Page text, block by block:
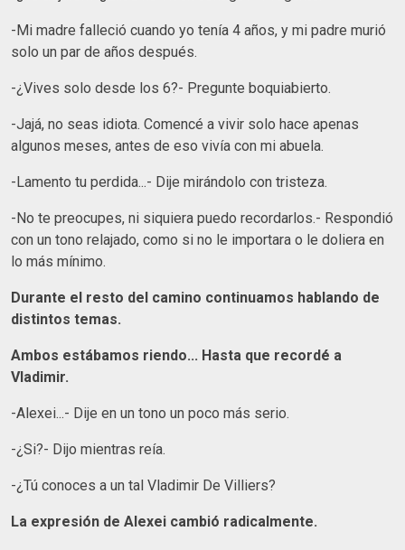
-Mi madre falleció cuando yo tenía 4 años, y mi padre murió
solo un par de años después.
-¿Vives solo desde los 6?- Pregunte boquiabierto.
-Jajá, no seas idiota. Comencé a vivir solo hace apenas
algunos meses, antes de eso vivía con mi abuela.
-Lamento tu perdida...- Dije mirándolo con tristeza.
-No te preocupes, ni siquiera puedo recordarlos.- Respondió
con un tono relajado, como si no le importara o le doliera en
lo más mínimo.
Durante el resto del camino continuamos hablando de
distintos temas.
Ambos estábamos riendo... Hasta que recordé a
Vladimir.
-Alexei...- Dije en un tono un poco más serio.
-¿Si?- Dijo mientras reía.
-¿Tú conoces a un tal Vladimir De Villiers?
La expresión de Alexei cambió radicalmente.